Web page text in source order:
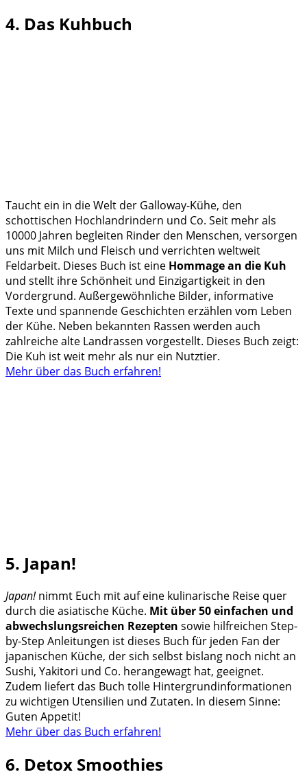
4. Das Kuhbuch
Taucht ein in die Welt der Galloway-Kühe, den
schottischen Hochlandrindern und Co. Seit mehr als
10000 Jahren begleiten Rinder den Menschen, versorgen
uns mit Milch und Fleisch und verrichten weltweit
Feldarbeit. Dieses Buch ist eine Hommage an die Kuh
und stellt ihre Schönheit und Einzigartigkeit in den
Vordergrund. Außergewöhnliche Bilder, informative
Texte und spannende Geschichten erzählen vom Leben
der Kühe. Neben bekannten Rassen werden auch
zahlreiche alte Landrassen vorgestellt. Dieses Buch zeigt:
Die Kuh ist weit mehr als nur ein Nutztier.
Mehr über das Buch erfahren!
5. Japan!
Japan!nimmt Euch mit auf eine kulinarische Reise quer
durch die asiatische Küche. Mit über 50 einfachen und
abwechslungsreichen Rezepten sowie hilfreichen Step-
by-Step Anleitungen ist dieses Buch für jeden Fan der
japanischen Küche, der sich selbst bislang noch nicht an
Sushi, Yakitori und Co. herangewagt hat, geeignet.
Zudem liefert das Buch tolle Hintergrundinformationen
zu wichtigen Utensilien und Zutaten. In diesem Sinne:
Guten Appetit!
Mehr über das Buch erfahren!
6. Detox Smoothies